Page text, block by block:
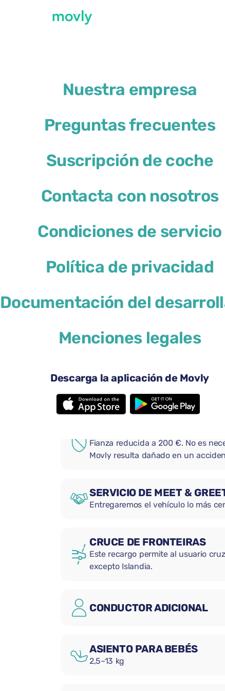
Nuestra empresa
Preguntas frecuentes
Suscripción de coche
Contacta con nosotros
Condiciones de servicio
Política de privacidad
Documentación del
Menciones legales
Descarga la aplicación de Movly
←Todos los coches disponibles en el
Alquiler de BMW 1
o similar
4 puertas
Una
Cámara de visión trasera
Añade extras prácticos a
Fianza reducida a 200 €. No es
Movly resulta dañado en un
SERVICIO DE MEET &
Entregaremos el vehículo lo más
CRUCE DE FRONTEIRAS
Este recargo permite al usuario
excepto Islandia.
CONDUCTOR ADICIONAL
ASIENTO PARA BEBÉS
2,5–13 kg